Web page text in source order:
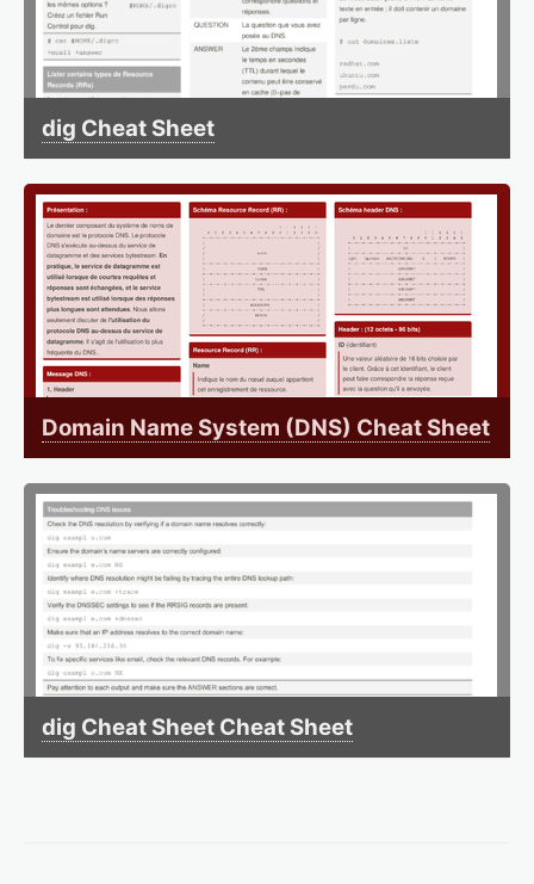
dig Cheat Sheet
Domain Name System (DNS) Cheat Sheet
dig Cheat Sheet Cheat Sheet